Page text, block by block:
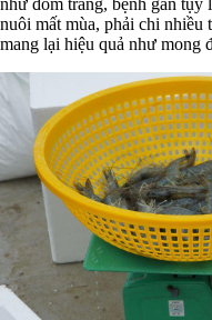
như đốm trắng, bệnh gan
nuôi mất mùa, phải chi nhiều
mang lại hiệu quả như mong